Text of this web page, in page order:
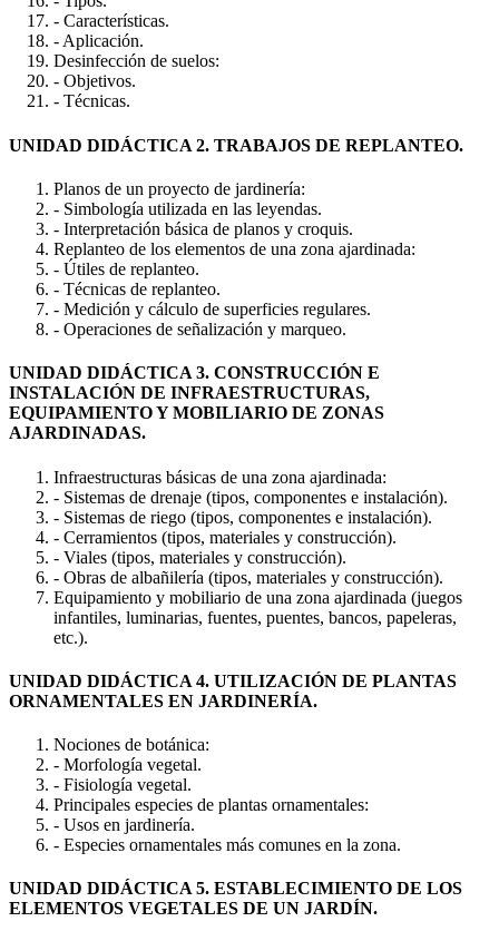
- Características.
- Aplicación.
Desinfección de suelos:
- Objetivos.
- Técnicas.
UNIDAD DIDÁCTICA 2. TRABAJOS DE REPLANTEO.
Planos de un proyecto de jardinería:
- Simbología utilizada en las leyendas.
- Interpretación básica de planos y croquis.
Replanteo de los elementos de una zona ajardinada:
- Útiles de replanteo.
- Técnicas de replanteo.
- Medición y cálculo de superficies regulares.
- Operaciones de señalización y marqueo.
UNIDAD DIDÁCTICA 3. CONSTRUCCIÓN E
INSTALACIÓN DE INFRAESTRUCTURAS,
EQUIPAMIENTO Y MOBILIARIO DE ZONAS
AJARDINADAS.
Infraestructuras básicas de una zona ajardinada:
- Sistemas de drenaje (tipos, componentes e instalación).
- Sistemas de riego (tipos, componentes e instalación).
- Cerramientos (tipos, materiales y construcción).
- Viales (tipos, materiales y construcción).
- Obras de albañilería (tipos, materiales y construcción).
Equipamiento y mobiliario de una zona ajardinada (juegos
infantiles, luminarias, fuentes, puentes, bancos, papeleras,
etc.).
UNIDAD DIDÁCTICA 4. UTILIZACIÓN DE PLANTAS
ORNAMENTALES EN JARDINERÍA.
Nociones de botánica:
- Morfología vegetal.
- Fisiología vegetal.
Principales especies de plantas ornamentales:
- Usos en jardinería.
- Especies ornamentales más comunes en la zona.
UNIDAD DIDÁCTICA 5. ESTABLECIMIENTO DE LOS
ELEMENTOS VEGETALES DE UN JARDÍN.